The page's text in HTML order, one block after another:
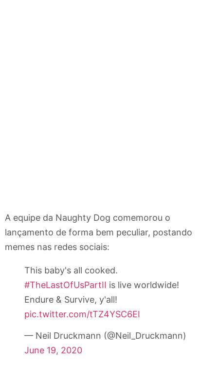
A equipe da Naughty Dog comemorou o
lançamento de forma bem peculiar, postando
memes nas redes sociais:
This baby's all cooked.
#TheLastOfUsPartII is live worldwide!
Endure & Survive, y'all!
pic.twitter.com/tTZ4YSC6EI
— Neil Druckmann (@Neil_Druckmann)
June 19, 2020